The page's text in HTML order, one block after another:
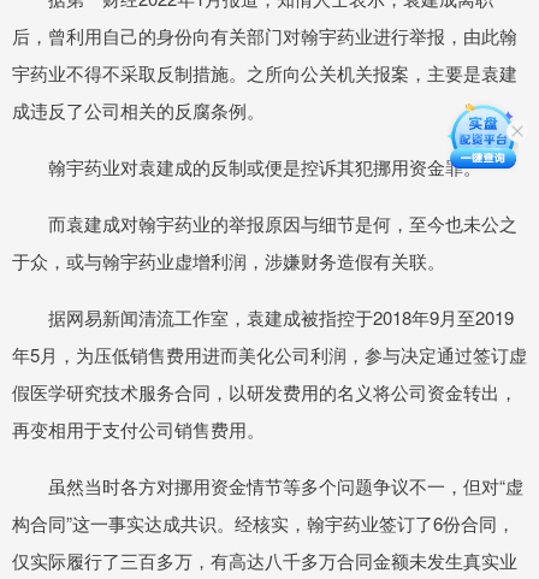
后，曾利用自己的身份向有关部门对翰宇药业进行举报，由此翰
宇药业不得不采取反制措施。之所向公关机关报案，主要是袁建
成违反了公司相关的反腐条例。
翰宇药业对袁建成的反制或便是控诉其犯挪用资金罪。
而袁建成对翰宇药业的举报原因与细节是何，至今也未公之
于众，或与翰宇药业虚增利润，涉嫌财务造假有关联。
据网易新闻清流工作室，袁建成被指控于2018年9月至2019
年5月，为压低销售费用进而美化公司利润，参与决定通过签订虚
假医学研究技术服务合同，以研发费用的名义将公司资金转出，
再变相用于支付公司销售费用。
虽然当时各方对挪用资金情节等多个问题争议不一，但对“虚
构合同”这一事实达成共识。经核实，翰宇药业签订了6份合同，
仅实际履行了三百多万，有高达八千多万合同金额未发生真实业